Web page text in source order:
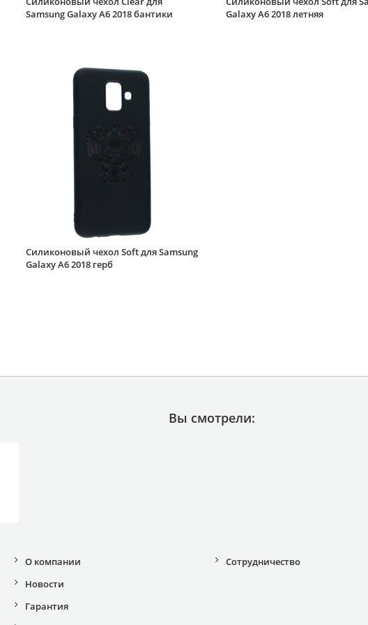
Samsung Galaxy A6 2018 бантики
Galaxy A6 2018 летняя
Силиконовый чехол Soft для Samsung
Galaxy A6 2018 герб
Вы смотрели:
О компании
Новости
Гарантия
Сотрудничество